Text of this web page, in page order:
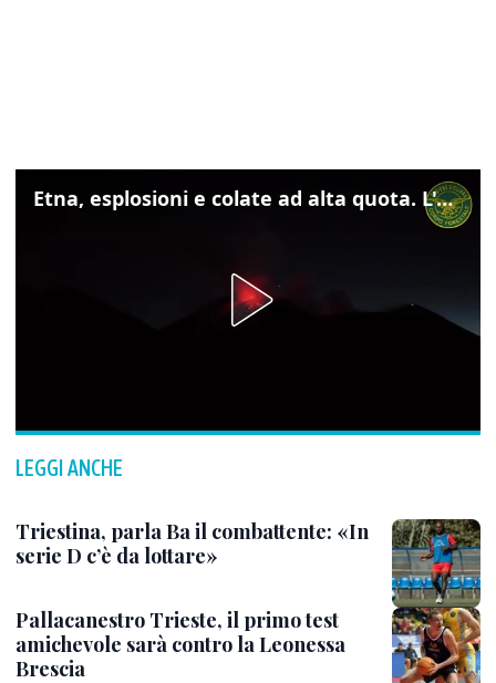
Etna, esplosioni e colate ad alta quota. L'aeroporto di Catania verso la normalità
LEGGI ANCHE
Triestina, parla Ba il combattente: «In
serie D c’è da lottare»
Pallacanestro Trieste, il primo test
amichevole sarà contro la Leonessa
Brescia